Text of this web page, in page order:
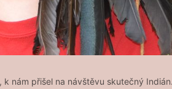
nám přišel na návštěvu skutečný